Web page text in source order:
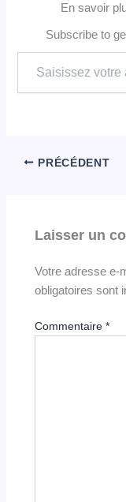
En savoir
Subscribe to
votre
adresse
PRÉCÉDENT
Laisser un
Votre adresse e-
obligatoires sont
Commentaire*